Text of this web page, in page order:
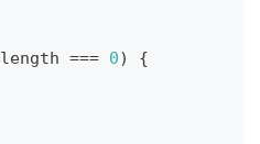
length === 0)
{